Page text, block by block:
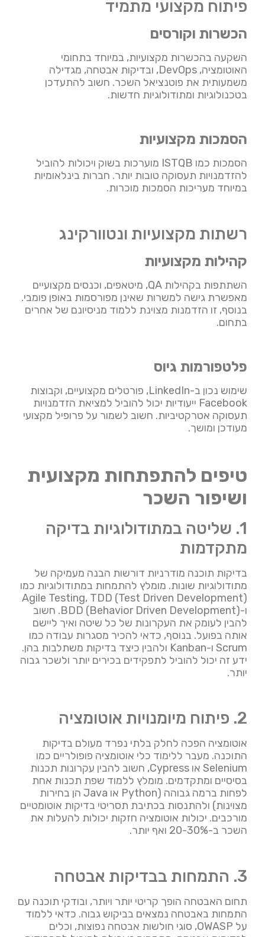
פיתוח מקצועי מתמיד
הכשרות וקורסים
השקעה בהכשרות מקצועיות, במיוחד בתחומי
האוטומציה, DevOps, ובדיקות אבטחה, מגדילה
משמעותית את פוטנציאל השכר. חשוב להתעדכן
בטכנולוגיות ומתודולוגיות חדשות.
הסמכות מקצועיות
הסמכות כמו ISTQB מוערכות בשוק ויכולות להוביל
להזדמנויות תעסוקה טובות יותר. חברות בינלאומיות
במיוחד מעריכות הסמכות מוכרות.
רשתות מקצועיות ונטוורקינג
קהילות מקצועיות
השתתפות בקהילות QA, מיטאפים, וכנסים מקצועיים
מאפשרת גישה למשרות שאינן מפורסמות באופן פומבי.
בנוסף, זו הזדמנות מצוינת ללמוד מניסיונם של אחרים
בתחום.
פלטפורמות גיוס
שימוש נכון ב-LinkedIn, פורטלים מקצועיים, וקבוצות
Facebook ייעודיות יכול להוביל למציאת הזדמנויות
תעסוקה אטרקטיביות. חשוב לשמור על פרופיל מקצועי
מעודכן ומושך.
טיפים להתפתחות מקצועית
ושיפור השכר
1. שליטה במתודולוגיות בדיקה
מתקדמות
בדיקות תוכנה מודרניות דורשות הבנה מעמיקה של
מתודולוגיות שונות. מומלץ להתמחות במתודולוגיות כמו
Agile Testing, TDD (Test Driven Development)
ו-BDD (Behavior Driven Development). חשוב
להבין לעומק את העקרונות של כל שיטה ואיך ליישם
אותה בפועל. בנוסף, כדאי להכיר מסגרות עבודה כמו
Scrum ו-Kanban ולהבין כיצד בדיקות משתלבות בהן.
ידע זה יכול להוביל לתפקידים בכירים יותר ולשכר גבוה
יותר.
2. פיתוח מיומנויות אוטומציה
אוטומציה הפכה לחלק בלתי נפרד מעולם בדיקות
התוכנה. מעבר ללימוד כלי אוטומציה פופולריים כמו
Selenium או Cypress, חשוב להבין עקרונות תכנות
בסיסיים ומתקדמים. מומלץ ללמוד שפת תכנות אחת
לפחות ברמה גבוהה (Python או Java הן בחירות
מצוינות) ולהתנסות בכתיבת תסריטי בדיקות אוטומטיים
מורכבים. יכולות אוטומציה חזקות יכולות להעלות את
השכר ב-20-30% ואף יותר.
3. התמחות בבדיקות אבטחה
תחום האבטחה הופך קריטי יותר ויותר, ובודקי תוכנה עם
התמחות באבטחה נמצאים בביקוש גבוה. כדאי ללמוד
על OWASP, סוגי חולשות אבטחה נפוצות, וכלים